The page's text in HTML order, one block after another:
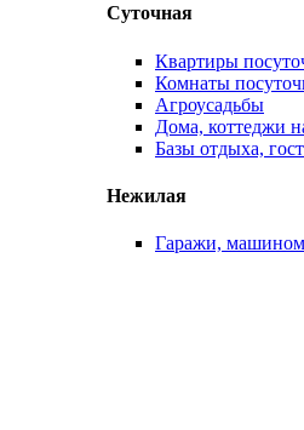
Суточная
Квартиры
Комнаты
Агроусадьбы
Дома, коттеджи
Базы отдыха,
Нежилая
Гаражи,